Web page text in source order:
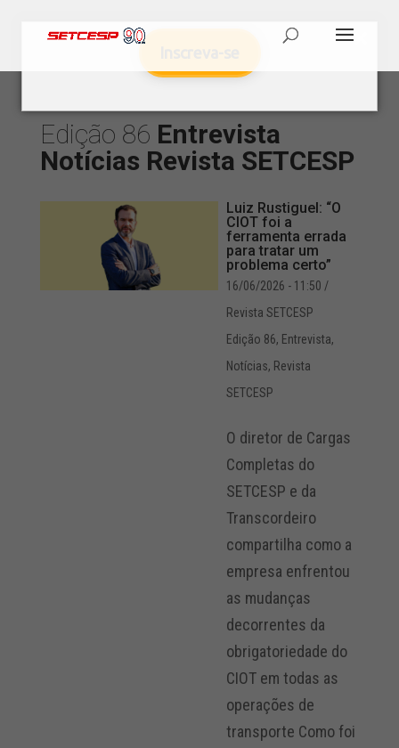
Edição 86 Entrevista
Notícias Revista SETCESP
Luiz Rustiguel: “O
CIOT foi a
ferramenta errada
para tratar um
problema certo”
16/06/2026 - 11:50 /
Revista SETCESP
Edição 86, Entrevista,
Notícias, Revista
SETCESP
O diretor de Cargas
Completas do
SETCESP e da
Transcordeiro
compartilha como a
empresa enfrentou
as mudanças
decorrentes da
obrigatoriedade do
CIOT em todas as
operações de
transporte Como foi